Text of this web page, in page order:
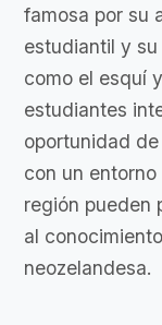
famosa por su
estudiantil y
como el esquí
estudiantes
oportunidad
con un
región pueden
al
neozelandesa.